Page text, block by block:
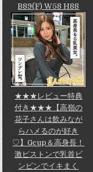
B89(F) W58 H88
★★★レビュー特典
付き★★★【高嶺の
花子さんは飲みなが
らハメるのが好き
♡】Gcup＆高身長！
激ピストンで乳首ビ
ンビンでイキまく